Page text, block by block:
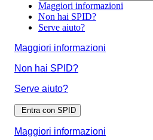
Maggiori informazioni
Non hai SPID?
Serve aiuto?
Maggiori informazioni
Non hai SPID?
Serve aiuto?
Entra con SPID
Maggiori informazioni